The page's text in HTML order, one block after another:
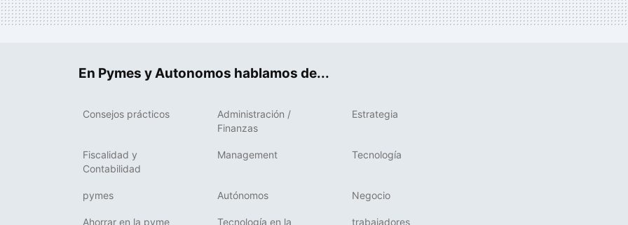
En Pymes y Autonomos hablamos de...
Consejos prácticos
Administración /
Finanzas
Estrategia
Fiscalidad y
Contabilidad
Management Tecnología
pymes Autónomos Negocio
Ahorrar en la pyme Tecnología en la trabajadores